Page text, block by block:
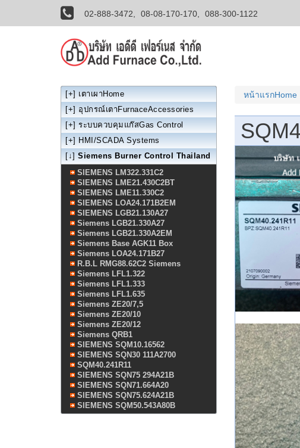
02-888-3472, 08-08-170-170, 088-300-1122
หน้าแรกHome
[+] เตาเผาHome
[+] อุปกรณ์เตาFurnaceAccessories
[+] ระบบควบคุมแก๊สGas Control
[+] HMI/SCADA Systems
[↓] Siemens Burner Control Thailand
SIEMENS LM322.331C2
SIEMENS LME21.430C2BT
SIEMENS LME11.330C2
SIEMENS LOA24.171B2EM
SIEMENS LGB21.130A27
Siemens LGB21.330A27
Siemens LGB21.330A2EM
Siemens Base AGK11 Box
Siemens LOA24.171B27
R.B.L RMG88.62C2 Siemens
Siemens LFL1.322
Siemens LFL1.333
Siemens LFL1.635
Siemens ZE20/7,5
Siemens ZE20/10
Siemens ZE20/12
Siemens QRB1
SIEMENS SQM10.16562
SIEMENS SQN30 111A2700
SQM40.241R11
SIEMENS SQN75 294A21B
SIEMENS SQN71.664A20
SIEMENS SQN75.624A21B
SIEMENS SQM50.543A80B